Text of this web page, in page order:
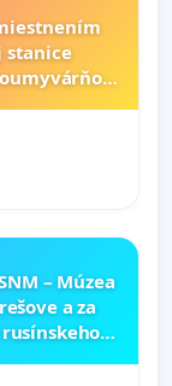
stanice
– Múzea
a za